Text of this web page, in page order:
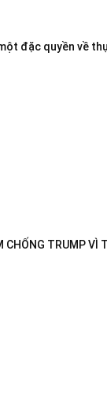
đặc quyền về
TRUMP VÌ